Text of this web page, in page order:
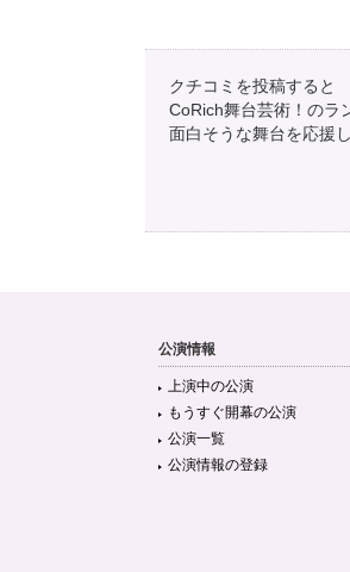
クチコミを投稿すると
CoRich舞台芸術！のラ
面白そうな舞台を応援
公演情報
上演中の公演
もうすぐ開幕の公演
公演一覧
公演情報の登録